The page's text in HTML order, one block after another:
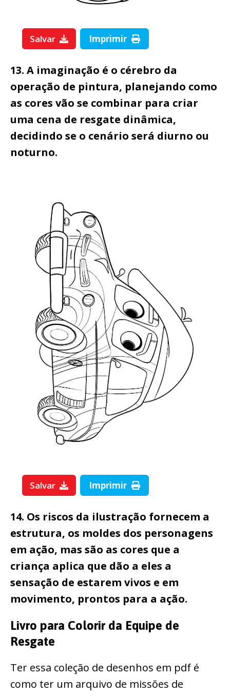
Salvar Imprimir
13. A imaginação é o cérebro da
operação de pintura, planejando como
as cores vão se combinar para criar
uma cena de resgate dinâmica,
decidindo se o cenário será diurno ou
noturno.
Salvar Imprimir
14. Os riscos da ilustração fornecem a
estrutura, os moldes dos personagens
em ação, mas são as cores que a
criança aplica que dão a eles a
sensação de estarem vivos e em
movimento, prontos para a ação.
Livro para Colorir da Equipe de
Resgate
Ter essa coleção de desenhos em pdf é
como ter um arquivo de missões de